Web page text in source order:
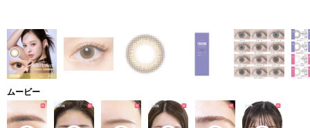
ムービー